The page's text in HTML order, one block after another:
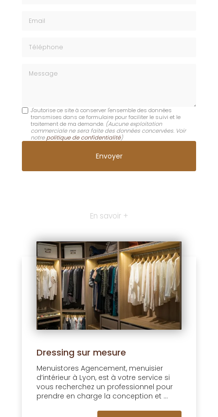
J'autorise ce site à conserver l'ensemble des données
transmises dans ce formulaire pour faciliter le suivi et le
traitement de ma demande. (Aucune exploitation
commerciale ne sera faite des données concervées. Voir
notrepolitique de confidentialité)
En savoir +
Dressing sur mesure
Menuistores Agencement, menuisier
d’intérieur à Lyon, est à votre service si
vous recherchez un professionnel pour
prendre en charge la conception et ...